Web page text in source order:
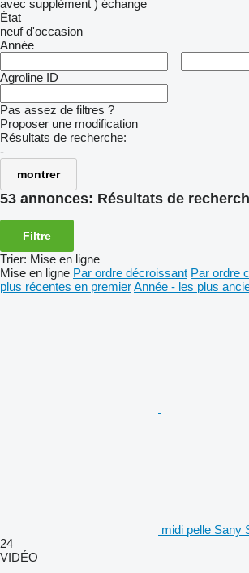
avec supplément ) échange
État
neuf d'occasion
Année
–
Agroline ID
Pas assez de filtres ?
Proposer une modification
Résultats de recherche:
-
montrer
53 annonces: Résultats de
Filtre
Trier: Mise en ligne
Mise en ligne Par ordre décroissant Par ordre
plus récentes en premierAnnée - les plus
midi pelle Sany
24
VIDÉO